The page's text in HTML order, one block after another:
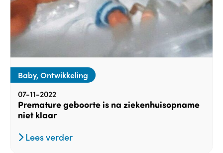
Baby, Ontwikkeling
07-11-2022
Premature geboorte is na ziekenhuisopname
niet klaar
Lees verder